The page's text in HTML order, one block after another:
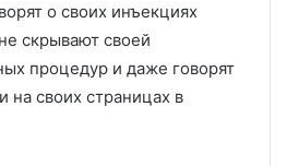
о своих инъекциях
скрывают своей
процедур и даже говорят
на своих страницах в